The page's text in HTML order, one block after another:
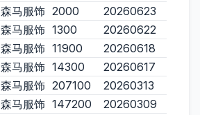
森马服饰 2000
20260623
森马服饰 1300
20260622
森马服饰 11900
20260618
森马服饰 14300
20260617
森马服饰 207100
20260313
森马服饰 147200
20260309